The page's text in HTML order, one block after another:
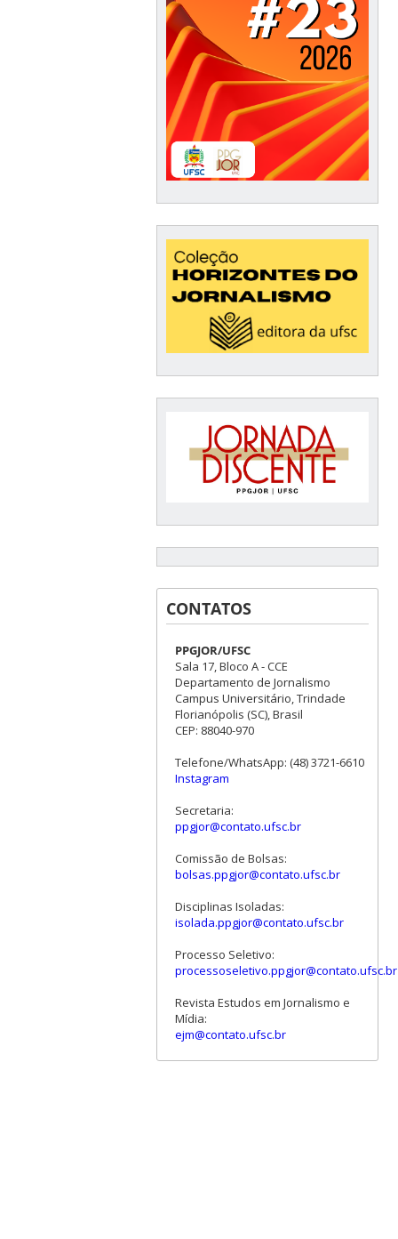
CONTATOS
PPGJOR/UFSC
Sala 17, Bloco A - CCE
Departamento de Jornalismo
Campus Universitário, Trindade
Florianópolis (SC), Brasil
CEP: 88040-970
Telefone/WhatsApp: (48) 3721-6610
Instagram
Secretaria:
ppgjor@contato.ufsc.br
Comissão de Bolsas:
bolsas.ppgjor@contato.ufsc.br
Disciplinas Isoladas:
isolada.ppgjor@contato.ufsc.br
Processo Seletivo:
processoseletivo.ppgjor@contato.ufsc.br
Revista Estudos em Jornalismo e
Mídia:
ejm@contato.ufsc.br